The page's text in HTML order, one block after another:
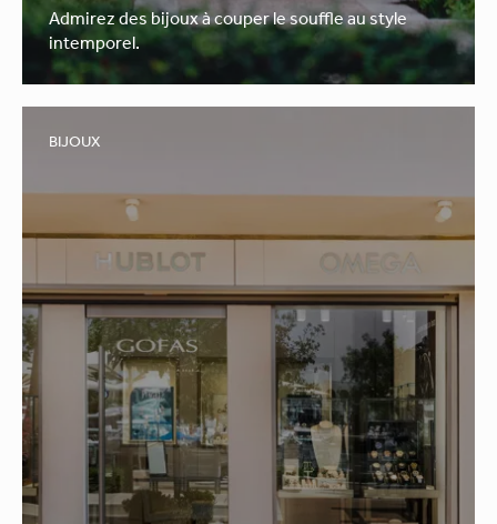
Admirez des bijoux à couper le souffle au style
intemporel.
BIJOUX